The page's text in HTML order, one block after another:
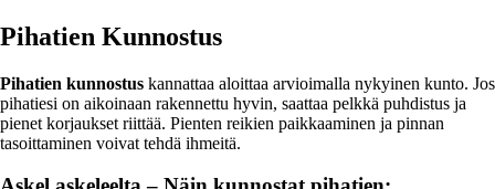
Pihatien Kunnostus
Pihatien kunnostus kannattaa aloittaa arvioimalla nykyinen kunto. Jos
pihatiesi on aikoinaan rakennettu hyvin, saattaa pelkkä puhdistus ja
pienet korjaukset riittää. Pienten reikien paikkaaminen ja pinnan
tasoittaminen voivat tehdä ihmeitä.